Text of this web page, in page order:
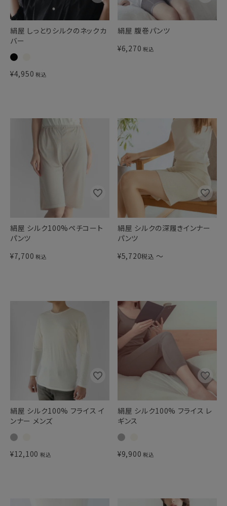
絹屋 しっとりシルクのネックカ
バー
¥4,950 税込
絹屋 腹巻パンツ
¥6,270 税込
絹屋 シルク100%ペチコート
パンツ
¥7,700 税込
絹屋 シルクの深履きインナー
パンツ
¥5,720税込 〜
絹屋 シルク100% フライス イ
ンナー メンズ
¥12,100 税込
絹屋 シルク100% フライス レ
ギンス
¥9,900 税込